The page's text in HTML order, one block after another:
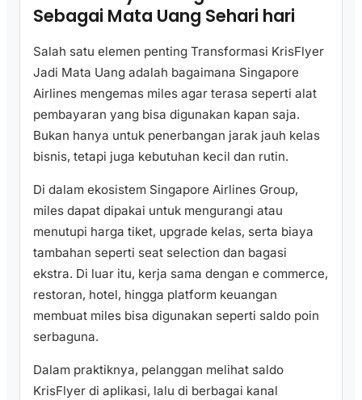
Sebagai Mata Uang Sehari hari
Salah satu elemen penting Transformasi KrisFlyer
Jadi Mata Uang adalah bagaimana Singapore
Airlines mengemas miles agar terasa seperti alat
pembayaran yang bisa digunakan kapan saja.
Bukan hanya untuk penerbangan jarak jauh kelas
bisnis, tetapi juga kebutuhan kecil dan rutin.
Di dalam ekosistem Singapore Airlines Group,
miles dapat dipakai untuk mengurangi atau
menutupi harga tiket, upgrade kelas, serta biaya
tambahan seperti seat selection dan bagasi
ekstra. Di luar itu, kerja sama dengan e commerce,
restoran, hotel, hingga platform keuangan
membuat miles bisa digunakan seperti saldo poin
serbaguna.
Dalam praktiknya, pelanggan melihat saldo
KrisFlyer di aplikasi, lalu di berbagai kanal